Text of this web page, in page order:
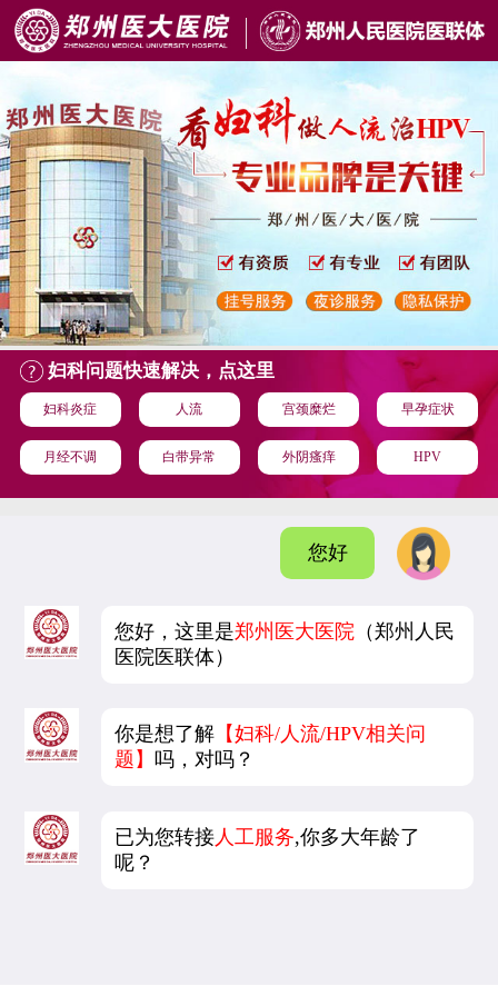
妇科问题快速解决，点这里
妇科炎症 人流 宫颈糜烂 早孕症状
月经不调 白带异常 外阴瘙痒 HPV
您好
您好，这里是郑州医大医院 （郑州人民
医院医联体）
你是想了解 【妇科/人流/HPV相关问
题】吗，对吗？
已为您转接 人工服务,你多大年龄了
呢？